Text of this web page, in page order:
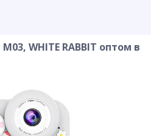
WHITE RABBIT оптом в